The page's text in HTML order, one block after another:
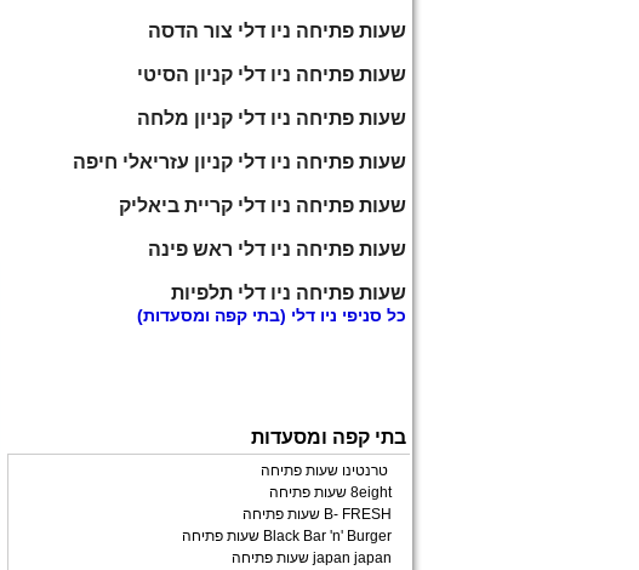
שעות פתיחה ניו דלי צור הדסה
שעות פתיחה ניו דלי קניון הסיטי
שעות פתיחה ניו דלי קניון מלחה
שעות פתיחה ניו דלי קניון עזריאלי חיפה
שעות פתיחה ניו דלי קריית ביאליק
שעות פתיחה ניו דלי ראש פינה
שעות פתיחה ניו דלי תלפיות
כל סניפי ניו דלי (בתי קפה ומסעדות)
בתי קפה ומסעדות
טרנטינו שעות פתיחה
8eight שעות פתיחה
B- FRESH שעות פתיחה
Black Bar 'n' Burger שעות פתיחה
japan japan שעות פתיחה